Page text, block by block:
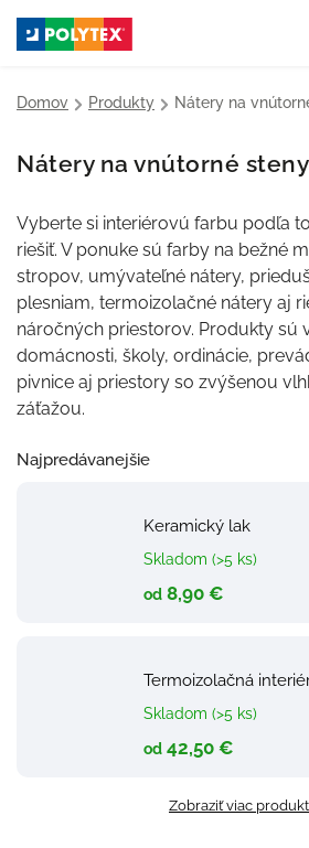
Domov / Produkty / Nátery na
Nátery na vnútorné steny
Vyberte si interiérovú farbu podľa
riešiť. V ponuke sú farby na bežné
stropov, umývateľné nátery,
plesniam, termoizolačné nátery aj
náročných priestorov. Produkty sú
domácnosti, školy, ordinácie,
pivnice aj priestory so zvýšenou
záťažou.
Najpredávanejšie
Keramický lak
Skladom (>5 ks)
od 8,90 €
Termoizolačná
Skladom (>5 ks)
od 42,50 €
Zobraziť viac